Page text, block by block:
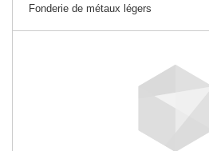
Fonderie de métaux légers